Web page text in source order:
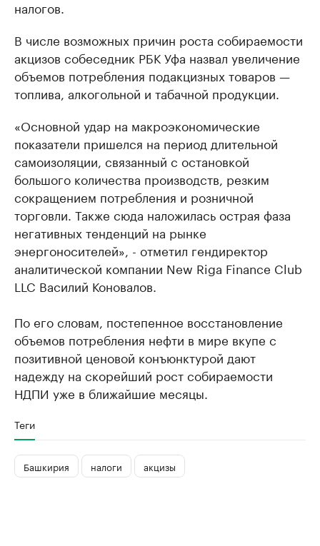
налогов.
В числе возможных причин роста собираемости
акцизов собеседник РБК Уфа назвал увеличение
объемов потребления подакцизных товаров —
топлива, алкогольной и табачной продукции.
«Основной удар на макроэкономические
показатели пришелся на период длительной
самоизоляции, связанный с остановкой
большого количества производств, резким
сокращением потребления и розничной
торговли. Также сюда наложилась острая фаза
негативных тенденций на рынке
энергоносителей», - отметил гендиректор
аналитической компании New Riga Finance Club
LLC Василий Коновалов.
По его словам, постепенное восстановление
объемов потребления нефти в мире вкупе с
позитивной ценовой конъюнктурой дают
надежду на скорейший рост собираемости
НДПИ уже в ближайшие месяцы.
Теги
Башкирия налоги акцизы